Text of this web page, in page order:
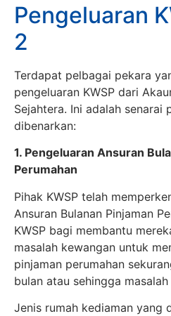
Pengeluaran
2
Terdapat pelbagai pekara
pengeluaran KWSP dari
Sejahtera. Ini adalah senarai
dibenarkan:
1. Pengeluaran Ansuran
Perumahan
Pihak KWSP telah
Ansuran Bulanan Pinjaman
KWSP bagi membantu
masalah kewangan untuk
pinjaman perumahan
bulan atau sehingga
Jenis rumah kediaman yang